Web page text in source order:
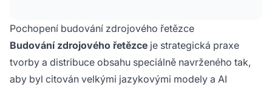
citací, kde se váš obsah stává důvěryhodným
zdrojem, který AI systémy citují při odpovídání
na dotazy uživatelů. Jedná se o zásadní posun
od optimalizace na prokliky k optimalizaci na
atribuci a důvěryhodnost, kdy citace od LLM
Pochopení budování zdrojového řetězce
Budování zdrojového řetězce je strategická praxe
tvorby a distribuce obsahu speciálně navrženého tak,
aby byl citován velkými jazykovými modely a AI